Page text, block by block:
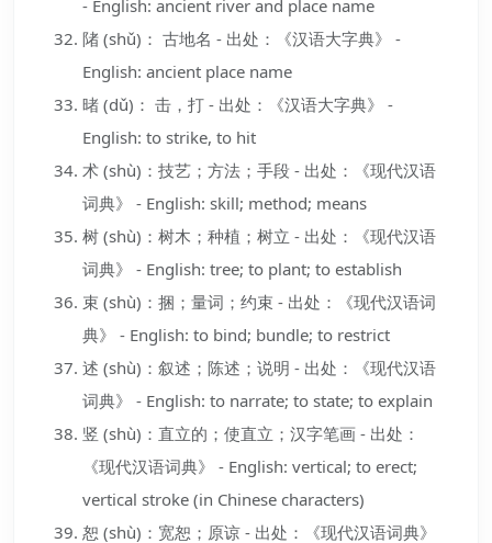
- English: ancient river and place name
陼 (shǔ)： 古地名 - 出处：《汉语大字典》 -
English: ancient place name
暏 (dǔ)： 击，打 - 出处：《汉语大字典》 -
English: to strike, to hit
术 (shù)：技艺；方法；手段 - 出处：《现代汉语
词典》 - English: skill; method; means
树 (shù)：树木；种植；树立 - 出处：《现代汉语
词典》 - English: tree; to plant; to establish
束 (shù)：捆；量词；约束 - 出处：《现代汉语词
典》 - English: to bind; bundle; to restrict
述 (shù)：叙述；陈述；说明 - 出处：《现代汉语
词典》 - English: to narrate; to state; to explain
竖 (shù)：直立的；使直立；汉字笔画 - 出处：
《现代汉语词典》 - English: vertical; to erect;
vertical stroke (in Chinese characters)
恕 (shù)：宽恕；原谅 - 出处：《现代汉语词典》